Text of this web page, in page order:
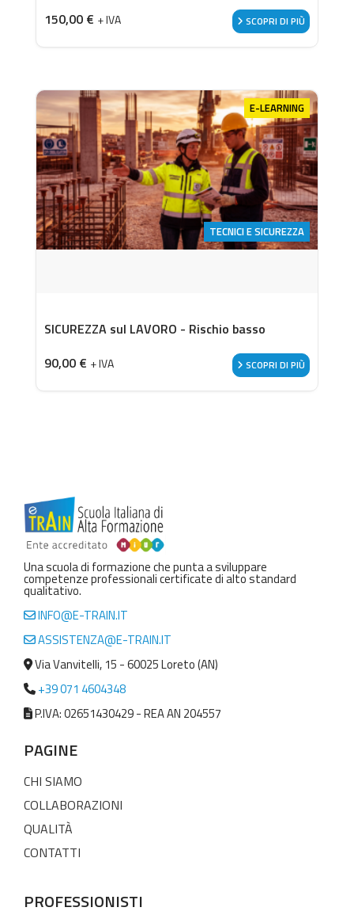
150,00 € + IVA SCOPRI DI PIÙ
E-LEARNING
TECNICI E SICUREZZA
SICUREZZA sul LAVORO - Rischio basso
90,00 € + IVA SCOPRI DI PIÙ
Una scuola di formazione che punta a sviluppare
competenze professionali certificate di alto standard
qualitativo.
INFO@E-TRAIN.IT
ASSISTENZA@E-TRAIN.IT
Via Vanvitelli, 15 - 60025 Loreto (AN)
+39 071 4604348
P.IVA: 02651430429 - REA AN 204557
PAGINE
CHI SIAMO
COLLABORAZIONI
QUALITÀ
CONTATTI
PROFESSIONISTI